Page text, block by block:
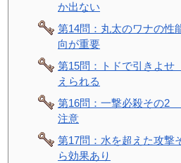
か出ない
第14問：丸太のワナ
向が重要
第15問：トドで引きよ
えられる
第16問：一撃必殺そ
注意
第17問：水を超えた攻
ら効果あり